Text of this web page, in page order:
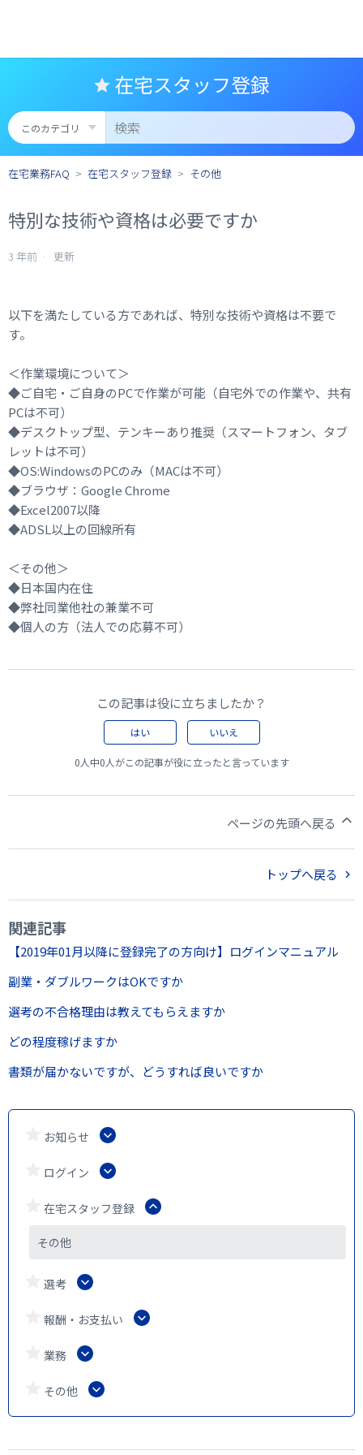
在宅スタッフ登録
在宅業務FAQ 在宅スタッフ登録 その他
お知らせ
ログイン
在宅スタッフ登録
その他
選考
報酬・お支払い
業務
その他
特別な技術や資格は必要ですか
3 年前 更新
以下を満たしている方であれば、特別な技術や資格は不要で
す。
＜作業環境について＞
◆ご自宅・ご自身のPCで作業が可能（自宅外での作業や、共有
PCは不可）
◆デスクトップ型、テンキーあり推奨（スマートフォン、タブ
レットは不可）
◆OS:WindowsのPCのみ（MACは不可）
◆ブラウザ：Google Chrome
◆Excel2007以降
◆ADSL以上の回線所有
＜その他＞
◆日本国内在住
◆弊社同業他社の兼業不可
◆個人の方（法人での応募不可）
この記事は役に立ちましたか？
はい いいえ
0人中0人がこの記事が役に立ったと言っています
ページの先頭へ戻る
トップへ戻る
関連記事
【2019年01月以降に登録完了の方向け】ログインマニュアル
副業・ダブルワークはOKですか
選考の不合格理由は教えてもらえますか
どの程度稼げますか
書類が届かないですが、どうすれば良いですか